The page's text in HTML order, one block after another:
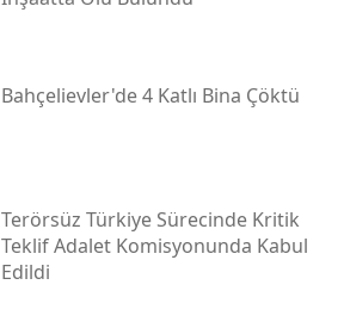
Bahçelievler'de 4 Katlı Bina Çöktü
Terörsüz Türkiye Sürecinde Kritik
Teklif Adalet Komisyonunda Kabul
Edildi